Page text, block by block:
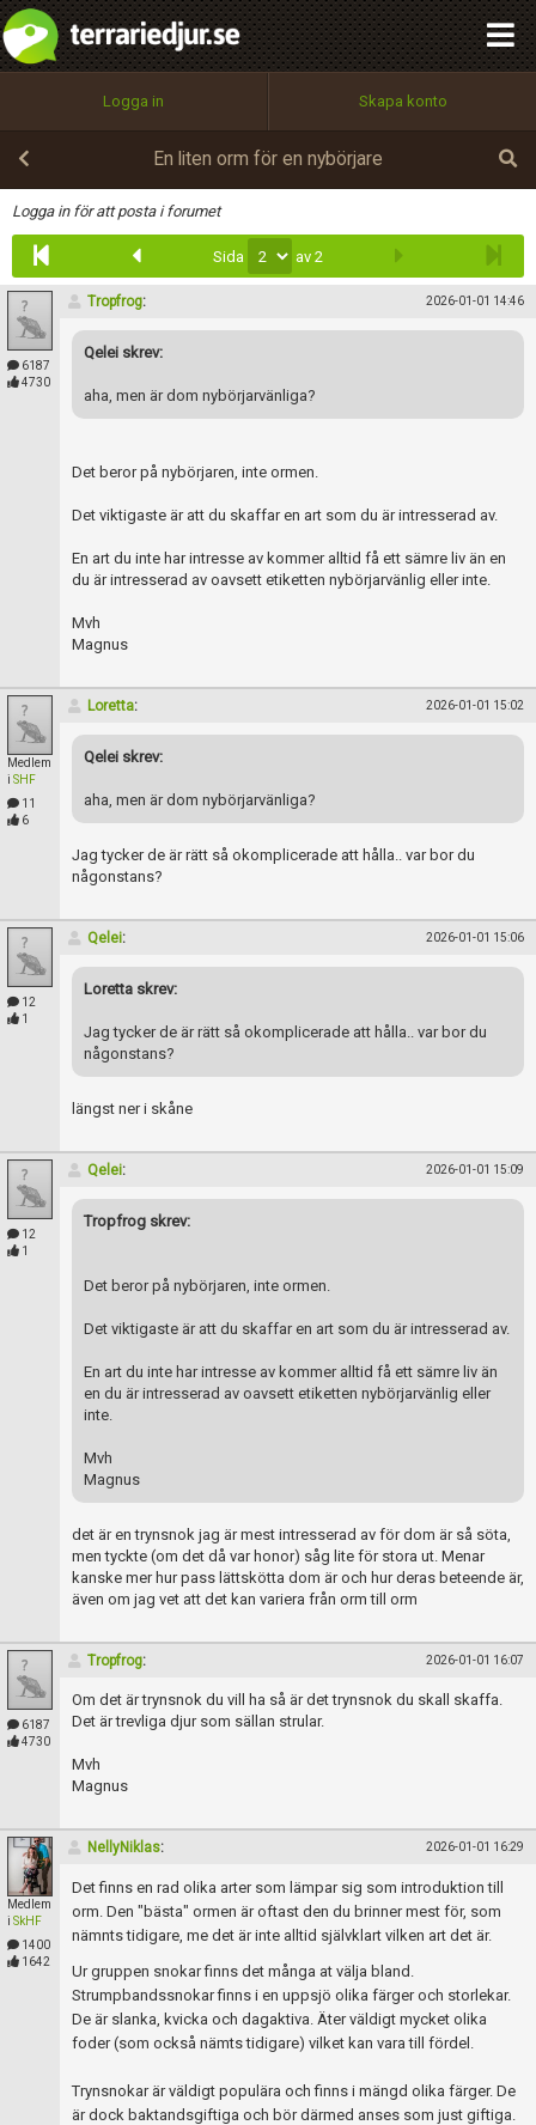
Logga in Skapa konto
En liten orm för en nybörjare
Logga in för att posta i forumet
Sida av 2
6187
4730
Tropfrog: 2026-01-01 14:46
Qelei skrev:
aha, men är dom nybörjarvänliga?
Det beror på nybörjaren, inte ormen.
Det viktigaste är att du skaffar en art som du är intresserad av.
En art du inte har intresse av kommer alltid få ett sämre liv än en
du är intresserad av oavsett etiketten nybörjarvänlig eller inte.
Mvh
Magnus
Medlem
i SHF
11
6
Loretta: 2026-01-01 15:02
Qelei skrev:
aha, men är dom nybörjarvänliga?
Jag tycker de är rätt så okomplicerade att hålla.. var bor du
någonstans?
12
1
Qelei: 2026-01-01 15:06
Loretta skrev:
Jag tycker de är rätt så okomplicerade att hålla.. var bor du
någonstans?
längst ner i skåne
12
1
Qelei: 2026-01-01 15:09
Tropfrog skrev:
Det beror på nybörjaren, inte ormen.
Det viktigaste är att du skaffar en art som du är intresserad av.
En art du inte har intresse av kommer alltid få ett sämre liv än
en du är intresserad av oavsett etiketten nybörjarvänlig eller
inte.
Mvh
Magnus
det är en trynsnok jag är mest intresserad av för dom är så söta,
men tyckte (om det då var honor) såg lite för stora ut. Menar
kanske mer hur pass lättskötta dom är och hur deras beteende är,
även om jag vet att det kan variera från orm till orm
6187
4730
Tropfrog: 2026-01-01 16:07
Om det är trynsnok du vill ha så är det trynsnok du skall skaffa.
Det är trevliga djur som sällan strular.
Mvh
Magnus
Medlem
i SkHF
1400
1642
NellyNiklas: 2026-01-01 16:29
Det finns en rad olika arter som lämpar sig som introduktion till
orm. Den "bästa" ormen är oftast den du brinner mest för, som
nämnts tidigare, me det är inte alltid självklart vilken art det är.
Ur gruppen snokar finns det många at välja bland.
Strumpbandssnokar finns i en uppsjö olika färger och storlekar.
De är slanka, kvicka och dagaktiva. Äter väldigt mycket olika
foder (som också nämts tidigare) vilket kan vara till fördel.
Trynsnokar är väldigt populära och finns i mängd olika färger. De
är dock baktandsgiftiga och bör därmed anses som just giftiga.
Infoga
Utför
100%
OK
integritetspolicy
Namn:
Epost:
Användarnamn:
Lösenord:
Terms of Service
Begär nytt lösenord
Tillbaka till förstasidan